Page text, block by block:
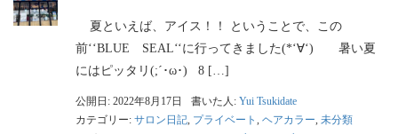
夏といえば、アイス！！ ということで、この
前‘‘BLUE SEAL‘‘に行ってきました(*‘∀‘) 暑い夏
にはピッタリ(;´･ω･) 8 […]
公開日: 2022年8月17日 書いた人: Yui Tsukidate
カテゴリー: サロン日記 プライベート ヘアカラー 未分類